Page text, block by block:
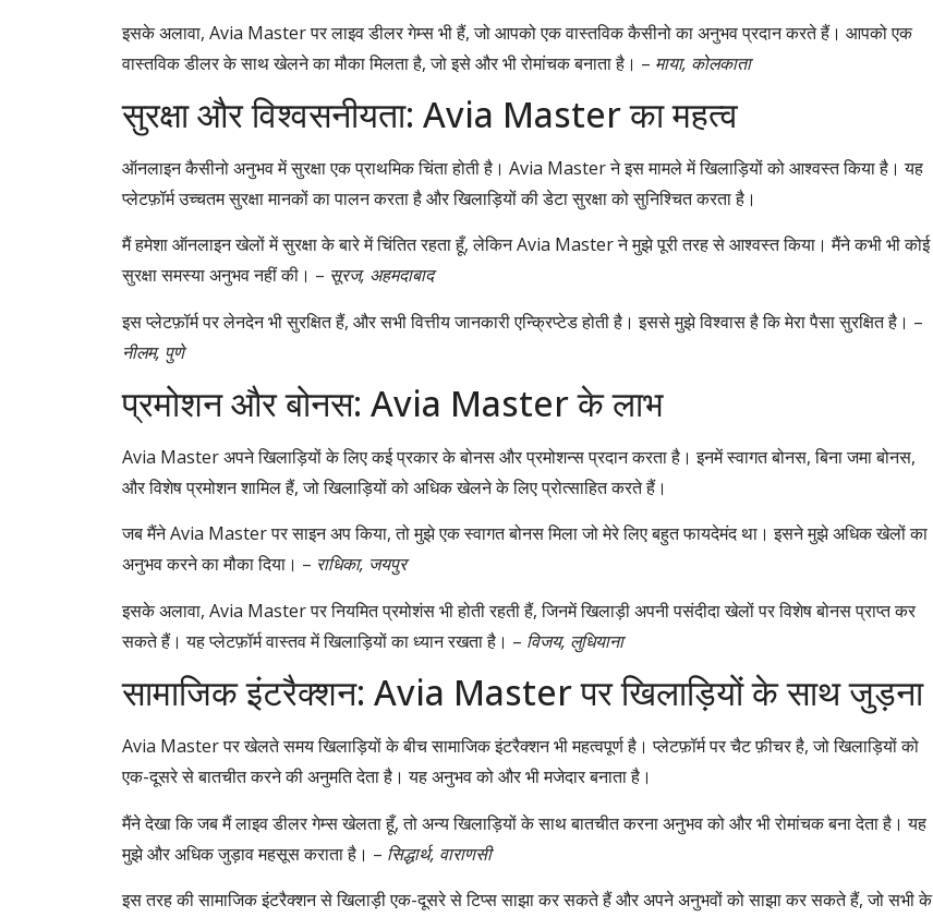
इसके अलावा, Avia Master पर लाइव डीलर गेम्स भी हैं, जो आपको एक वास्तविक कैसीनो का अनुभव प्रदान करते हैं। आपको एक
वास्तविक डीलर के साथ खेलने का मौका मिलता है, जो इसे और भी रोमांचक बनाता है। – माया, कोलकाता
सुरक्षा और विश्वसनीयता: Avia Master का महत्व
ऑनलाइन कैसीनो अनुभव में सुरक्षा एक प्राथमिक चिंता होती है। Avia Master ने इस मामले में खिलाड़ियों को आश्वस्त किया है। यह
प्लेटफ़ॉर्म उच्चतम सुरक्षा मानकों का पालन करता है और खिलाड़ियों की डेटा सुरक्षा को सुनिश्चित करता है।
मैं हमेशा ऑनलाइन खेलों में सुरक्षा के बारे में चिंतित रहता हूँ, लेकिन Avia Master ने मुझे पूरी तरह से आश्वस्त किया। मैंने कभी भी कोई
सुरक्षा समस्या अनुभव नहीं की। – सूरज, अहमदाबाद
इस प्लेटफ़ॉर्म पर लेनदेन भी सुरक्षित हैं, और सभी वित्तीय जानकारी एन्क्रिप्टेड होती है। इससे मुझे विश्वास है कि मेरा पैसा सुरक्षित है। –
नीलम, पुणे
प्रमोशन और बोनस: Avia Master के लाभ
Avia Master अपने खिलाड़ियों के लिए कई प्रकार के बोनस और प्रमोशन्स प्रदान करता है। इनमें स्वागत बोनस, बिना जमा बोनस,
और विशेष प्रमोशन शामिल हैं, जो खिलाड़ियों को अधिक खेलने के लिए प्रोत्साहित करते हैं।
जब मैंने Avia Master पर साइन अप किया, तो मुझे एक स्वागत बोनस मिला जो मेरे लिए बहुत फायदेमंद था। इसने मुझे अधिक खेलों का
अनुभव करने का मौका दिया। – राधिका, जयपुर
इसके अलावा, Avia Master पर नियमित प्रमोशंस भी होती रहती हैं, जिनमें खिलाड़ी अपनी पसंदीदा खेलों पर विशेष बोनस प्राप्त कर
सकते हैं। यह प्लेटफ़ॉर्म वास्तव में खिलाड़ियों का ध्यान रखता है। – विजय, लुधियाना
सामाजिक इंटरैक्शन: Avia Master पर खिलाड़ियों के साथ जुड़ना
Avia Master पर खेलते समय खिलाड़ियों के बीच सामाजिक इंटरैक्शन भी महत्वपूर्ण है। प्लेटफ़ॉर्म पर चैट फ़ीचर है, जो खिलाड़ियों को
एक-दूसरे से बातचीत करने की अनुमति देता है। यह अनुभव को और भी मजेदार बनाता है।
मैंने देखा कि जब मैं लाइव डीलर गेम्स खेलता हूँ, तो अन्य खिलाड़ियों के साथ बातचीत करना अनुभव को और भी रोमांचक बना देता है। यह
मुझे और अधिक जुड़ाव महसूस कराता है। – सिद्धार्थ, वाराणसी
इस तरह की सामाजिक इंटरैक्शन से खिलाड़ी एक-दूसरे से टिप्स साझा कर सकते हैं और अपने अनुभवों को साझा कर सकते हैं, जो सभी के